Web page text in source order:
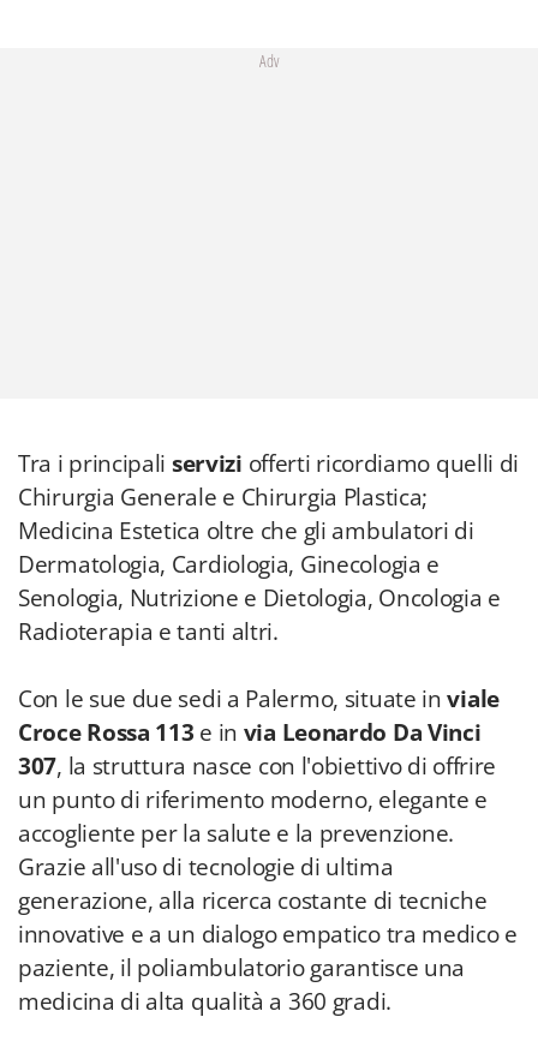
Adv
Tra i principali servizi offerti ricordiamo quelli di
Chirurgia Generale e Chirurgia Plastica;
Medicina Estetica oltre che gli ambulatori di
Dermatologia, Cardiologia, Ginecologia e
Senologia, Nutrizione e Dietologia, Oncologia e
Radioterapia e tanti altri.
Con le sue due sedi a Palermo, situate inviale
Croce Rossa 113 e in via Leonardo Da Vinci
307, la struttura nasce con l'obiettivo di offrire
un punto di riferimento moderno, elegante e
accogliente per la salute e la prevenzione.
Grazie all'uso di tecnologie di ultima
generazione, alla ricerca costante di tecniche
innovative e a un dialogo empatico tra medico e
paziente, il poliambulatorio garantisce una
medicina di alta qualità a 360 gradi.